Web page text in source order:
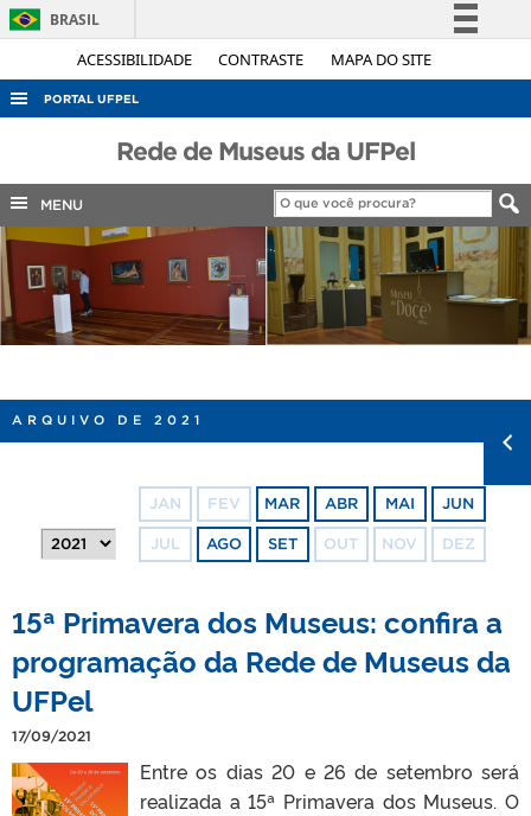
ACESSIBILIDADE CONTRASTE MAPA DO SITE
BRASIL
Simplifique!
Acesso à informação
Legislação
Canais
PORTAL UFPEL
ACESSO À INFORMAÇÃO
CONCURSOS
EDITAIS
INTERNACIONAL
PORTARIAS
Rede de Museus da UFPel
MENU
ARQUIVO DE 2021
JAN FEV MAR ABR MAI JUN
JUL AGO SET OUT NOV DEZ
15ª Primavera dos Museus: confira a
programação da Rede de Museus da
UFPel
17/09/2021
Entre os dias 20 e 26 de setembro será
realizada a 15ª Primavera dos Museus. O